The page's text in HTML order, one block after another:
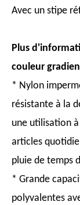
Avec un stipe
Plus
couleur
* Nylon
résistante à la
une utilisation
articles
pluie de temps
* Grande
polyvalentes